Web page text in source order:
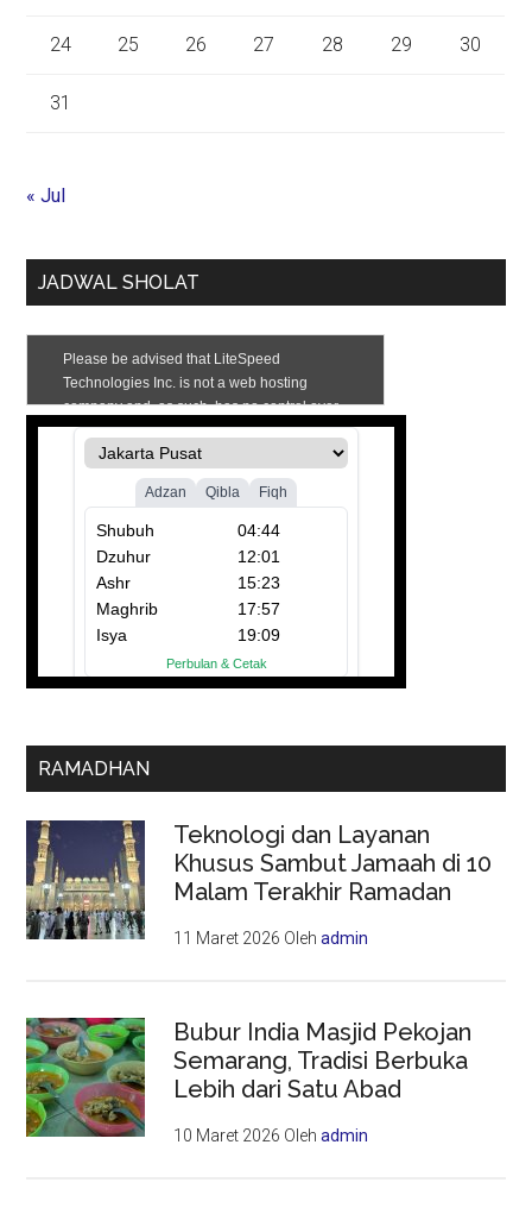
24 25 26 27 28 29 30
31
« Jul
JADWAL SHOLAT
RAMADHAN
Teknologi dan Layanan
Khusus Sambut Jamaah di 10
Malam Terakhir Ramadan
11 Maret 2026 Olehadmin
Bubur India Masjid Pekojan
Semarang, Tradisi Berbuka
Lebih dari Satu Abad
10 Maret 2026 Olehadmin